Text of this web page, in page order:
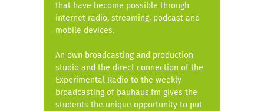
that have become possible through
internet radio, streaming, podcast and
mobile devices.
An own broadcasting and production
studio and the direct connection of the
Experimental Radio to the weekly
broadcasting of bauhaus.fm gives the
students the unique opportunity to put